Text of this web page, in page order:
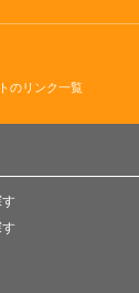
のリンク一覧